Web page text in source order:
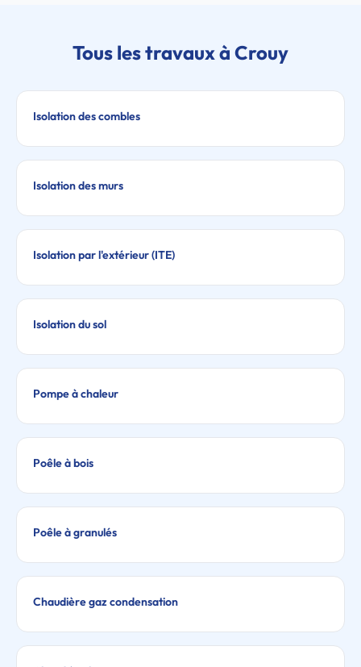
Tous les travaux à Crouy
Isolation des combles
Isolation des murs
Isolation par l'extérieur (ITE)
Isolation du sol
Pompe à chaleur
Poêle à bois
Poêle à granulés
Chaudière gaz condensation